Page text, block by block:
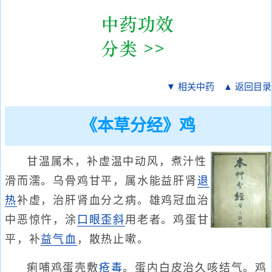
▼ 相关中药 ▲ 返回目录
《本草分经》鸡
甘温属木，补虚温中动风，煮汁性
滑而濡。乌骨鸡甘平，属水能益肝肾 退
热补虚，治肝肾血分之病。雄鸡冠血治
中恶惊忤，涂 口眼歪斜用老者。鸡蛋甘
平，补益气血 ，散热止嗽。
痢哺鸡蛋壳敷疮毒。蛋内白皮治久咳结气。鸡